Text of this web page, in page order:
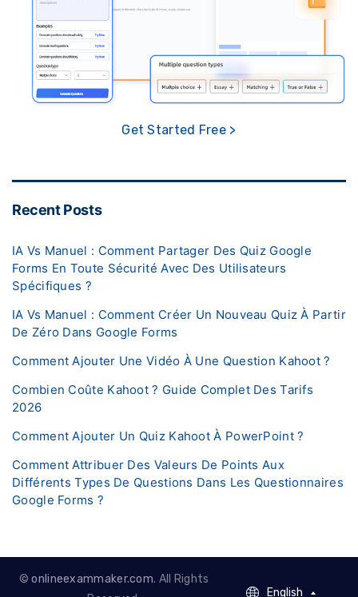
Get Started Free >
Recent Posts
IA Vs Manuel : Comment Partager Des Quiz Google
Forms En Toute Sécurité Avec Des Utilisateurs
Spécifiques ?
IA Vs Manuel : Comment Créer Un Nouveau Quiz À Partir
De Zéro Dans Google Forms
Comment Ajouter Une Vidéo À Une Question Kahoot ?
Combien Coûte Kahoot ? Guide Complet Des Tarifs
2026
Comment Ajouter Un Quiz Kahoot À PowerPoint ?
Comment Attribuer Des Valeurs De Points Aux
Différents Types De Questions Dans Les Questionnaires
Google Forms ?
©onlineexammaker.com. All Rights
English
English